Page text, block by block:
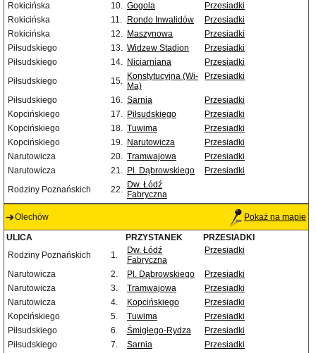
Rokicińska
10. Gogola
Przesiadki
Rokicińska
11. Rondo Inwalidów
Przesiadki
Rokicińska
12. Maszynowa
Przesiadki
Piłsudskiego
13. Widzew Stadion
Przesiadki
Piłsudskiego
14. Niciarniana
Przesiadki
Piłsudskiego
15. Konstytucyjna (Wi-
Ma)
Przesiadki
Piłsudskiego 16. Sarnia
Przesiadki
Kopcińskiego
17. Piłsudskiego
Przesiadki
Kopcińskiego
18. Tuwima
Przesiadki
Kopcińskiego
19. Narutowicza
Przesiadki
Narutowicza
20. Tramwajowa
Przesiadki
Narutowicza
21. Pl. Dąbrowskiego
Przesiadki
Rodziny Poznańskich
22. Dw. Łódź
Fabryczna
Olechów Pokaż na mapie
ULICA PRZYSTANEK
PRZESIADKI
Rodziny Poznańskich
1.
Dw. Łódź
Fabryczna
Przesiadki
Narutowicza 2. Pl. Dąbrowskiego
Przesiadki
Narutowicza
3. Tramwajowa
Przesiadki
Narutowicza
4. Kopcińskiego
Przesiadki
Kopcińskiego
5. Tuwima
Przesiadki
Piłsudskiego
6. Śmigłego-Rydza
Przesiadki
Piłsudskiego
7. Sarnia
Przesiadki